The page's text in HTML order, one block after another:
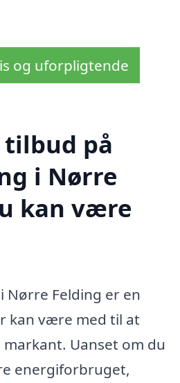
og uforpligtende
tilbud på
i Nørre
kan være
Nørre Felding er en
kan være med til at
Uanset om du
energiforbruget,